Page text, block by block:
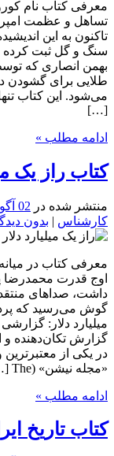
تساهل و عظمت
تاکنون به این
سنگ و گل ثبت کرده
بهمن انصاری که
طلایی برای گشودن
می‌شود. این کتاب
[…]
ادامه مطلب »
کتاب راز یک
منتشر شده در 02 آگوست 2026
کارشناس | بدون
اوج قدرت محمدرضا
داشت، صداهای
گوش می‌رسید که
میلیارد دلار:
در یکی از
«مجله نیشن» (The […]
ادامه مطلب »
کتاب تاریخ